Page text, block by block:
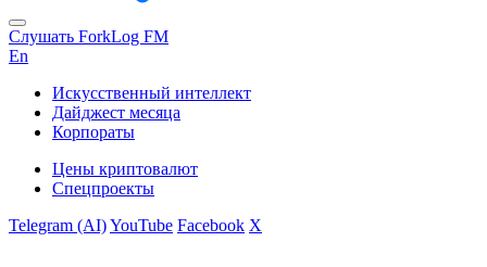
Слушать ForkLog FM
En
Искусственный интеллект
Дайджест месяца
Корпораты
Цены криптовалют
Спецпроекты
Telegram (AI)YouTube Facebook X